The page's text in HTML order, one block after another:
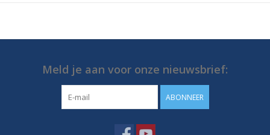
Meld je aan voor onze nieuwsbrief:
ABONNEER